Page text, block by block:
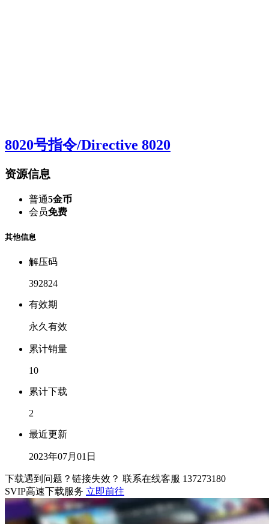
8020号指令/Directive 8020
资源信息
普通5金币
会员免费
其他信息
解压码
392824
有效期
永久有效
累计销量
10
累计下载
2
最近更新
2023年07月01日
下载遇到问题？链接失效？ 联系在线客服 137273180
SVIP高速下载服务 立即前往